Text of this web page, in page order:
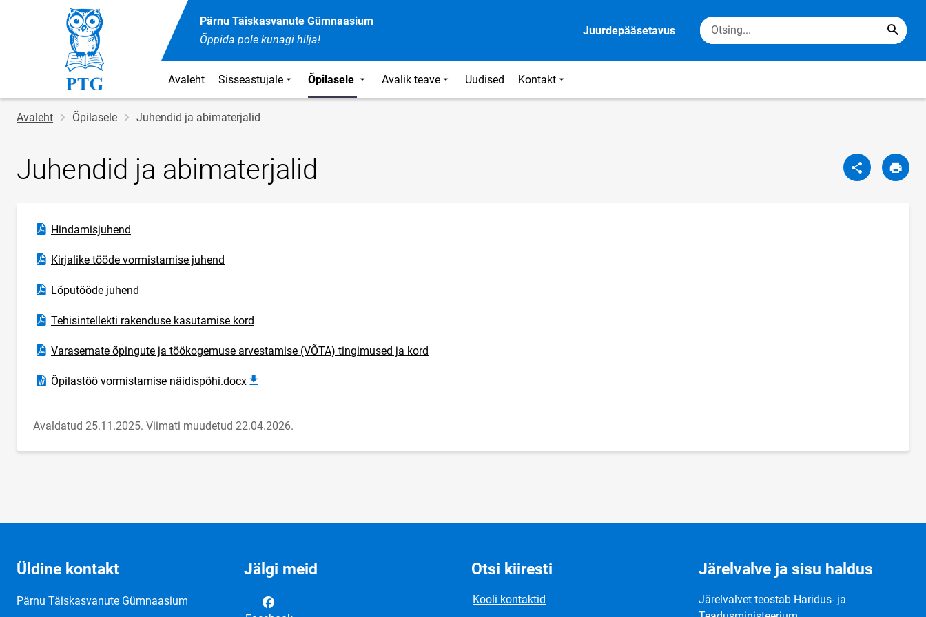
Pärnu Täiskasvanute Gümnaasium
Õppida pole kunagi hilja!
Juurdepääsetavus
Avaleht Sisseastujale Õpilasele Avalik teave Uudised Kontakt
Jälglink
Avaleht Õpilasele Juhendid ja abimaterjalid
Juhendid ja abimaterjalid
Hindamisjuhend
Ava PDF-dokument
Kirjalike tööde vormistamise juhend
Ava PDF-dokument
Lõputööde juhend
Ava PDF-dokument
Tehisintellekti rakenduse kasutamise kord
Ava PDF-dokument
Varasemate õpingute ja töökogemuse arvestamise (VÕTA) tingimused ja kord
Ava PDF-dokument
Õpilastöö vormistamise näidispõhi.docx
Laadi alla tekstidokument
Avaldatud 25.11.2025. Viimati muudetud 22.04.2026.
Üldine kontakt
Pärnu Täiskasvanute Gümnaasium
Jälgi meid Otsi kiiresti
Kooli kontaktid
Järelvalve ja sisu haldus
Järelvalvet teostab Haridus- ja